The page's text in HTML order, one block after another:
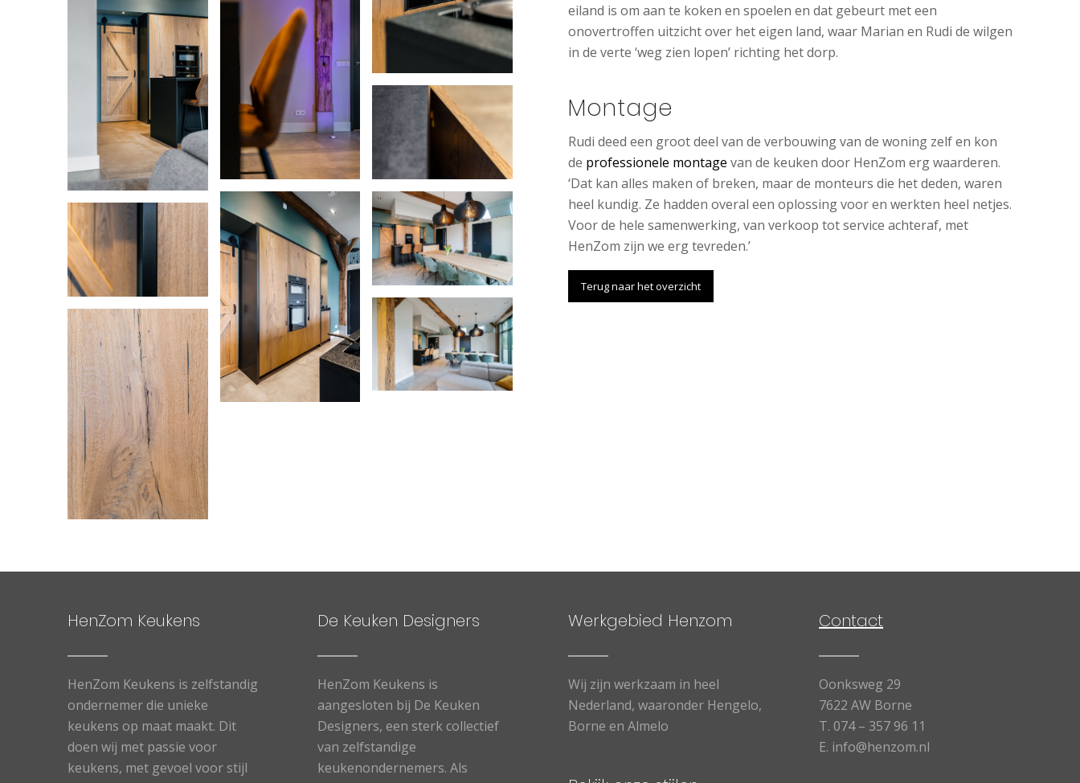
eiland is om aan te koken en spoelen en dat gebeurt met een
onovertroffen uitzicht over het eigen land, waar Marian en Rudi de wilgen
in de verte ‘weg zien lopen’ richting het dorp.
Montage
Rudi deed een groot deel van de verbouwing van de woning zelf en kon
de professionele montage van de keuken door HenZom erg waarderen.
‘Dat kan alles maken of breken, maar de monteurs die het deden, waren
heel kundig. Ze hadden overal een oplossing voor en werkten heel netjes.
Voor de hele samenwerking, van verkoop tot service achteraf, met
HenZom zijn we erg tevreden.’
Terug naar het overzicht
HenZom Keukens
HenZom Keukens is zelfstandig
ondernemer die unieke
keukens op maat maakt. Dit
doen wij met passie voor
keukens, met gevoel voor stijl
De Keuken Designers
HenZom Keukens is
aangesloten bij De Keuken
Designers, een sterk collectief
van zelfstandige
keukenondernemers. Als
Werkgebied Henzom
Wij zijn werkzaam in heel
Nederland, waaronder Hengelo,
Borne enAlmelo
Contact
Oonksweg 29
7622 AW Borne
T. 074 – 357 96 11
E. info@henzom.nl